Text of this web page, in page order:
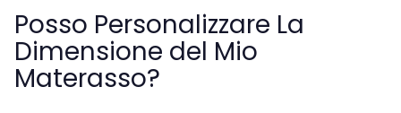
Posso Personalizzare La
Dimensione del Mio
Materasso?